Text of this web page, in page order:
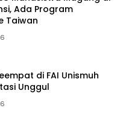
Ada Program
Taiwan
di FAI Unismuh
Unggul